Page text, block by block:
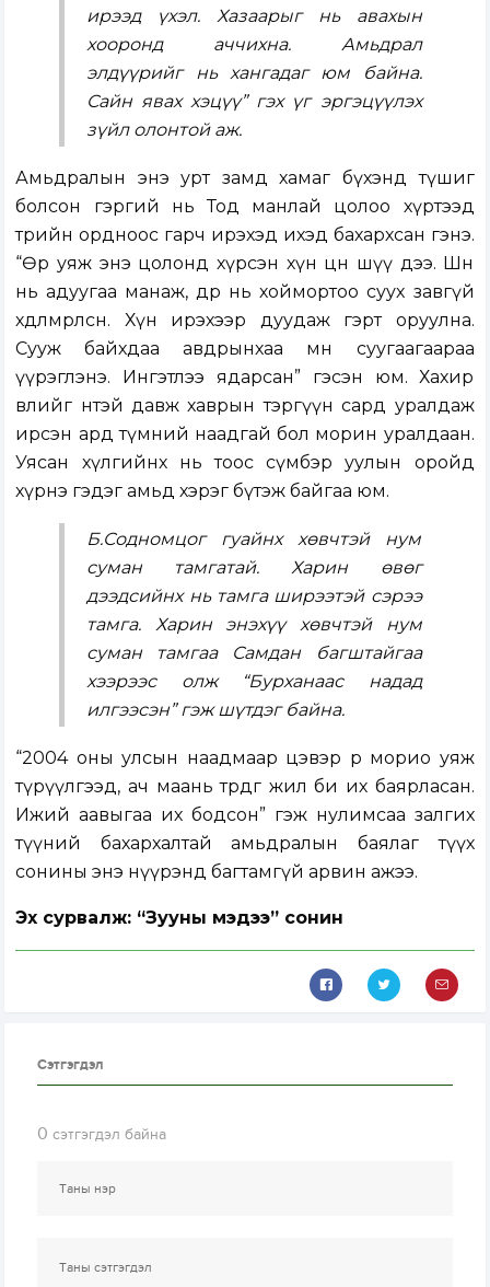
ирээд үхэл. Хазаарыг нь авахын
хооронд аччихна. Амьдрал
элдүүрийг нь хангадаг юм байна.
Сайн явах хэцүү” гэх үг эргэцүүлэх
зүйл олонтой аж.
Амьдралын энэ урт замд хамаг бүхэнд түшиг
болсон гэргий нь Тод манлай цолоо хүртээд
төрийн ордноос гарч ирэхэд ихэд бахархсан гэнэ.
“Өөрөө уяж энэ цолонд хүрсэн хүн цөөн шүү дээ. Шөнө
нь адуугаа манаж, өдөр нь хоймортоо суух завгүй
хөдөлмөрлөсөн. Хүн ирэхээр дуудаж гэрт оруулна.
Сууж байхдаа авдрынхаа өмнө суугаагаараа
үүрэглэнэ. Ингэтлээ ядарсан” гэсэн юм. Хахир
өвлийг өнөтэй давж хаврын тэргүүн сард уралдаж
ирсэн ард түмний наадгай бол морин уралдаан.
Уясан хүлгийнх нь тоос сүмбэр уулын оройд
хүрнэ гэдэг амьд хэрэг бүтэж байгаа юм.
Б.Содномцог гуайнх хөвчтэй нум
суман тамгатай. Харин өвөг
дээдсийнх нь тамга ширээтэй сэрээ
тамга. Харин энэхүү хөвчтэй нум
суман тамгаа Самдан багштайгаа
хээрээс олж “Бурханаас надад
илгээсэн” гэж шүтдэг байна.
“2004 оны улсын наадмаар цэвэр өөрөө морио уяж
түрүүлгээд, ач маань төрдөг жил би их баярласан.
Ижий аавыгаа их бодсон” гэж нулимсаа залгих
түүний бахархалтай амьдралын баялаг түүх
сонины энэ нүүрэнд багтамгүй арвин ажээ.
Эх сурвалж: “Зууны мэдээ” сонин
Сэтгэгдэл
0 сэтгэгдэл байна